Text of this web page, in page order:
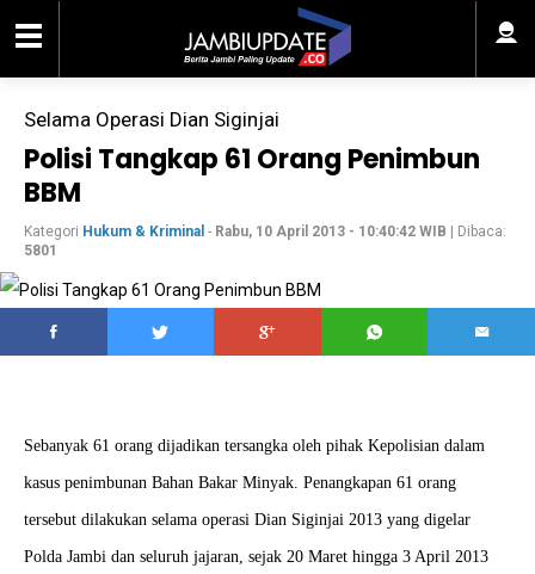
Selama Operasi Dian Siginjai
Polisi Tangkap 61 Orang Penimbun
BBM
Kategori Hukum & Kriminal - Rabu, 10 April 2013 - 10:40:42 WIB | Dibaca:
5801
Sebanyak 61 orang dijadikan tersangka oleh pihak Kepolisian dalam
kasus penimbunan Bahan Bakar Minyak. Penangkapan 61 orang
tersebut dilakukan selama operasi Dian Siginjai 2013 yang digelar
Polda Jambi dan seluruh jajaran, sejak 20 Maret hingga 3 April 2013